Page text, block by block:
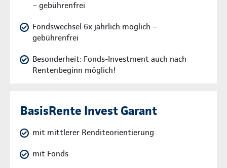
– gebührenfrei
Fondswechsel 6x jährlich möglich –
gebührenfrei
Besonderheit: Fonds-Investment auch nach
Rentenbeginn möglich!
BasisRente Invest Garant
mit mittlerer Renditeorientierung
mit Fonds